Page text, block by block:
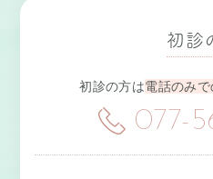
初診
初診の方は電話のみで
077-